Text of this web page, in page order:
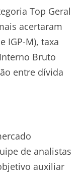
Top Geral
acertaram
IGP-M), taxa
Bruto
entre dívida
de analistas
auxiliar